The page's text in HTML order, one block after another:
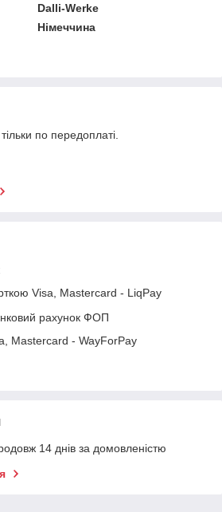
Dalli-Werke
Німеччина
по передоплаті.
Visa, Mastercard - LiqPay
рахунок ФОП
Mastercard - WayForPay
14 днів за домовленістю